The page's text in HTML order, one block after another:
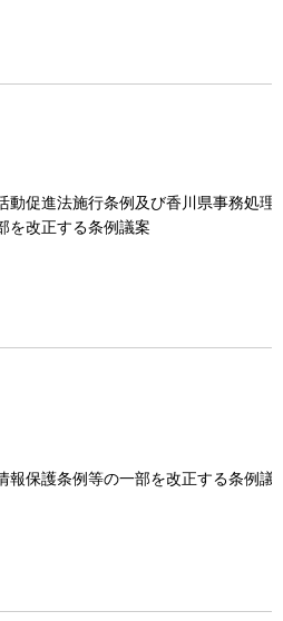
動促進法施行条例及び香川県事務処理
を改正する条例議案
報保護条例等の一部を改正する条例議